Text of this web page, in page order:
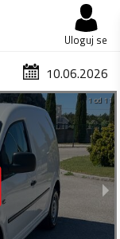
Uloguj se
10.06.2026
1 od 11